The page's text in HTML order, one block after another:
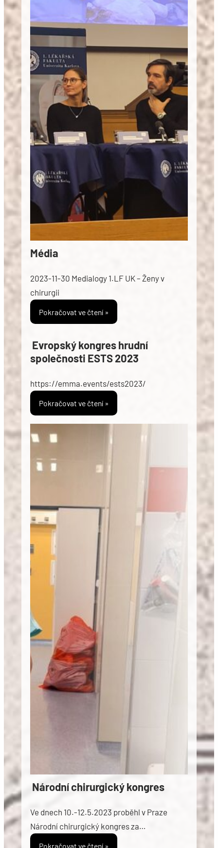
Média
2023-11-30 Medialogy 1.LF UK – Ženy v
chirurgii
Pokračovat ve čtení »
Evropský kongres hrudní
společnosti ESTS 2023
https://emma.events/ests2023/
Pokračovat ve čtení »
Národní chirurgický kongres
Ve dnech 10.-12.5.2023 proběhl v Praze
Národní chirurgický kongres za…
Pokračovat ve čtení »